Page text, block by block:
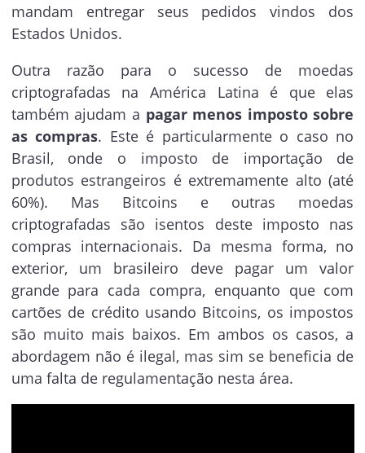
mandam entregar seus pedidos vindos dos
Estados Unidos.
Outra razão para o sucesso de moedas
criptografadas na América Latina é que elas
também ajudam a pagar menos imposto sobre
as compras. Este é particularmente o caso no
Brasil, onde o imposto de importação de
produtos estrangeiros é extremamente alto (até
60%). Mas Bitcoins e outras moedas
criptografadas são isentos deste imposto nas
compras internacionais. Da mesma forma, no
exterior, um brasileiro deve pagar um valor
grande para cada compra, enquanto que com
cartões de crédito usando Bitcoins, os impostos
são muito mais baixos. Em ambos os casos, a
abordagem não é ilegal, mas sim se beneficia de
uma falta de regulamentação nesta área.